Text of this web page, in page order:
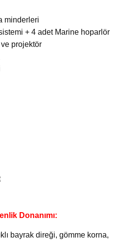
minderleri
+ 4 adet Marine hoparlör
projektör
Donanımı:
bayrak direği, gömme korna,